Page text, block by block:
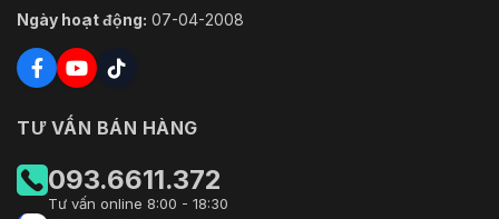
Ngày hoạt động: 07-04-2008
TƯ VẤN BÁN HÀNG
093.6611.372
Tư vấn online 8:00 - 18:30